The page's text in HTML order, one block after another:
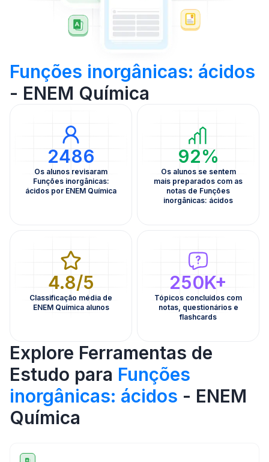
Funções inorgânicas: ácidos
- ENEM Química
2486
Os alunos revisaram
Funções inorgânicas:
ácidos por ENEM Química
92%
Os alunos se sentem
mais preparados com as
notas de Funções
inorgânicas: ácidos
4.8/5
Classificação média de
ENEM Química alunos
250K+
Tópicos concluídos com
notas, questionários e
flashcards
Explore Ferramentas de
Estudo para Funções
inorgânicas: ácidos - ENEM
Química